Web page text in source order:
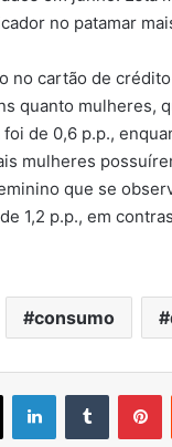
no patamar
no cartão de
quanto mulheres,
de 0,6 p.p.,
mulheres
que se
1,2 p.p., em
consumo
X LinkedinTumblr